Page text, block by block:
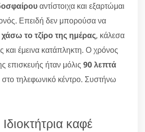
αντίστοιχα και εξαρτώμαι
Επειδή δεν μπορούσα να
χάσω το τζίρο της ημέρας, κάλεσα
και έμεινα κατάπληκτη. Ο χρόνος
επισκευής ήταν μόλις 90 λεπτά
στο τηλεφωνικό κέντρο. Συστήνω
καφέ